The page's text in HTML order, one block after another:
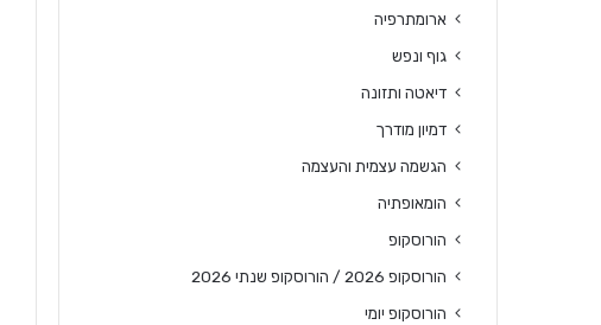
ארומתרפיה
גוף ונפש
דיאטה ותזונה
דמיון מודרך
הגשמה עצמית והעצמה
הומאופתיה
הורוסקופ
הורוסקופ 2026 / הורוסקופ שנתי 2026
הורוסקופ יומי